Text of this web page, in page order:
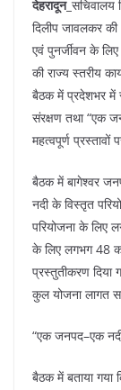
b
o
o
k
A
p
p
देहरादून_ सचिवालय
दिलीप जावलकर की
एवं पुनर्जीवन के
की राज्य स्तरीय
बैठक में प्रदेशभर में
संरक्षण तथा “एक
महत्वपूर्ण प्रस्तावों
बैठक में बागेश्वर
नदी के विस्तृत
परियोजना के लिए
के लिए लगभग 48
प्रस्तुतीकरण दिया
कुल योजना लागत
“एक जनपद–एक
बैठक में बताया